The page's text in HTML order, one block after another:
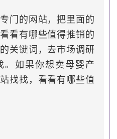
门的网站，把里面的
看有哪些值得推销的
关键词，去市场调研
。如果你想卖母婴产
找找，看看有哪些值